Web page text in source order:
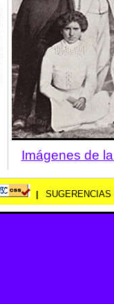
Imágenes de
| SUGERENCIAS